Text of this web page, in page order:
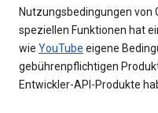
Nutzungsbedingungen von
speziellen Funktionen hat
wie YouTube eigene
gebührenpflichtigen
Entwickler-API-Produkte